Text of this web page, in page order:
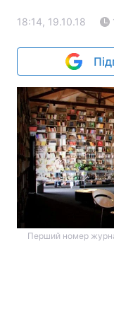
18:14, 19.10.18
Перший номер